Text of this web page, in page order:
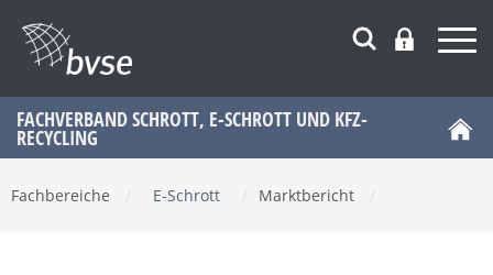
FACHVERBAND SCHROTT, E-SCHROTT UND KFZ-
RECYCLING
Fachbereiche E-Schrott Marktbericht